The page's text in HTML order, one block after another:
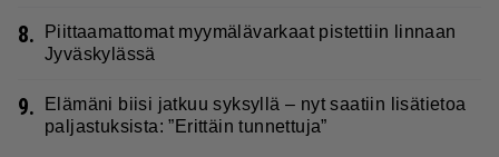
8.
Piittaamattomat myymälävarkaat pistettiin linnaan
Jyväskylässä
9.
Elämäni biisi jatkuu syksyllä – nyt saatiin lisätietoa
paljastuksista: ”Erittäin tunnettuja”